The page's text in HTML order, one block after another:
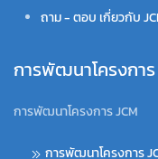
ถาม - ตอบ เกี่ยวกับ
การพัฒนาโครงการ
การพัฒนาโครงการ JCM
การพัฒนาโครงการ